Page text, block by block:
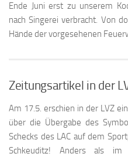
Ende Juni erst zu unserem
nach Singerei verbracht. Von
Hände der vorgesehenen
Zeitungsartikel in der
Am 17.5. erschien in der LVZ
über die Übergabe des
Schecks des LAC auf dem
Schkeuditz! Anders als im